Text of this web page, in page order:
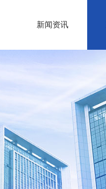
新闻资讯